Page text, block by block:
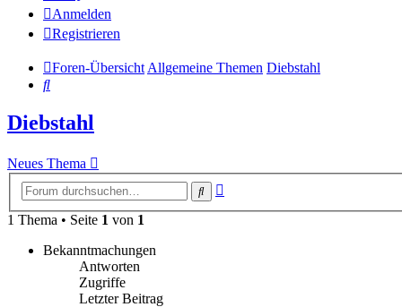
Anmelden
Registrieren
Foren-ÜbersichtAllgemeine Themen Diebstahl
Suche
Diebstahl
Neues Thema
Suche
1 Thema • Seite 1 von 1
Bekanntmachungen
Antworten
Zugriffe
Letzter Beitrag